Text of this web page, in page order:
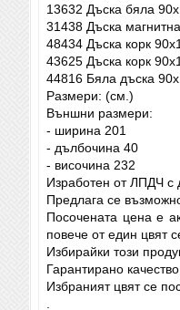
13632 Дъска бяла
31438 Дъска
48434 Дъска корк
43625 Дъска корк
44816 Бяла дъска
Размери: (см.)
Външни размери:
- ширина 201
- дълбочина 40
- височина 232
Изработен от ЛПДЧ с
Предлага се
Посочената цена е
повече от един цвят
Избирайки този
Гарантирано
Избраният цвят се